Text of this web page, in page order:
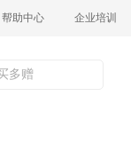
帮助中心 企业培训